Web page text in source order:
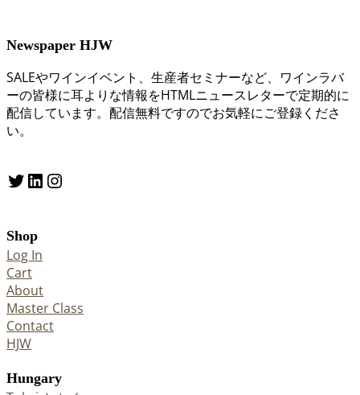
Newspaper HJW
SALEやワインイベント、生産者セミナーなど、ワインラバ
ーの皆様に耳よりな情報をHTMLニュースレターで定期的に
配信しています。配信無料ですのでお気軽にご登録くださ
い。
Twitter LinkedIn Instagram
Shop
Log In
Cart
About
Master Class
Contact
HJW
Hungary